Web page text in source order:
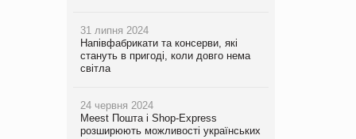
31 липня 2024
Напівфабрикати та консерви, які
стануть в пригоді, коли довго нема
світла
24 червня 2024
Meest Пошта і Shop-Express
розширюють можливості українських